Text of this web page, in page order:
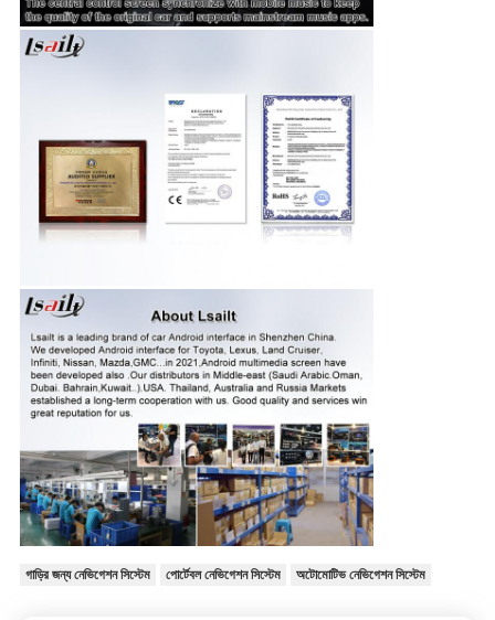
গাড়ির জন্য নেভিগেশন সিস্টেম পোর্টেবল নেভিগেশন সিস্টেম অটোমোটিভ নেভিগেশন সিস্টেম